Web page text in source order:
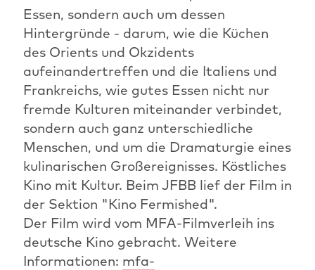
Essen, sondern auch um dessen
Hintergründe - darum, wie die Küchen
des Orients und Okzidents
aufeinandertreffen und die Italiens und
Frankreichs, wie gutes Essen nicht nur
fremde Kulturen miteinander verbindet,
sondern auch ganz unterschiedliche
Menschen, und um die Dramaturgie eines
kulinarischen Großereignisses. Köstliches
Kino mit Kultur. Beim JFBB lief der Film in
der Sektion "Kino Fermished".
Der Film wird vom MFA-Filmverleih ins
deutsche Kino gebracht. Weitere
Informationen: mfa-